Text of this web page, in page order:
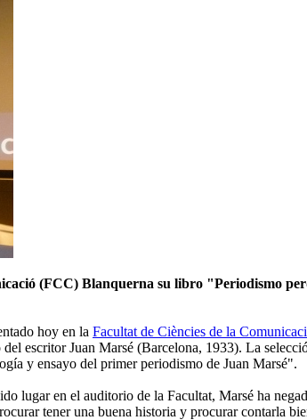
(FCC) Blanquerna su libro "Periodismo
hoy en la Facultat de Ciències de la
escritor Juan Marsé (Barcelona, 1933). La
y ensayo del primer periodismo de Juan Marsé".
lugar en el auditorio de la Facultat, Marsé ha
tener una buena historia y procurar contarla